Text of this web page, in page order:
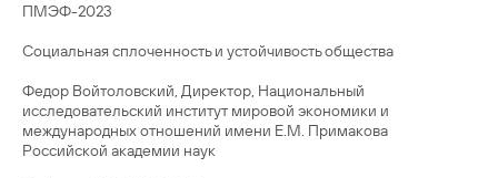
ПМЭФ-2023
Социальная сплоченность и устойчивость общества
Федор Войтоловский, Директор, Национальный
исследовательский институт мировой экономики и
международных отношений имени Е.М. Примакова